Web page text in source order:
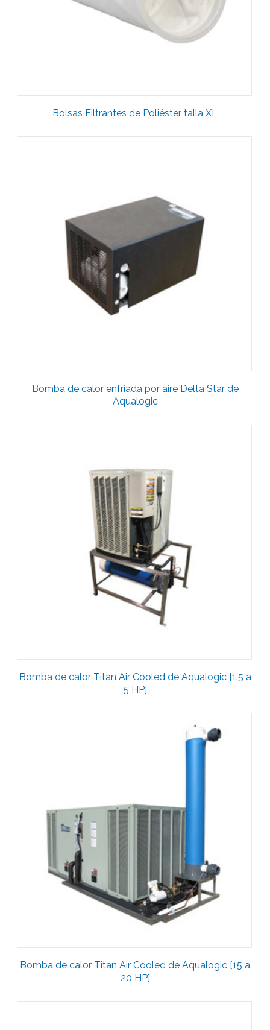
Bolsas Filtrantes de Poliéster talla XL
Bomba de calor enfriada por aire Delta Star de
Aqualogic
Bomba de calor Titan Air Cooled de Aqualogic [1.5 a
5 HP]
Bomba de calor Titan Air Cooled de Aqualogic [15 a
20 HP]